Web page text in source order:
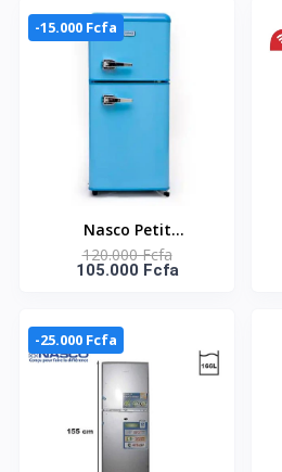
145WH
-15.000 Fcfa
Nasco Petit
Réfrigérateur-NASF2-
110RT - 86 Litres Net /
120.000 Fcfa
105.000 Fcfa
-25.000 Fcfa